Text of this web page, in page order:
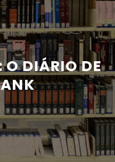
O DIÁRIO DE